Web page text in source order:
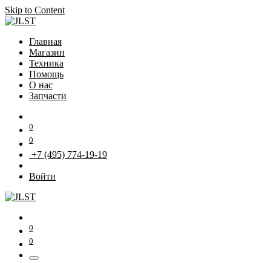
Skip to Content
Главная
Магазин
Техника
Помощь
О нас
Запчасти
0
0
+7 (495) 774-19-19
Войти
0
0